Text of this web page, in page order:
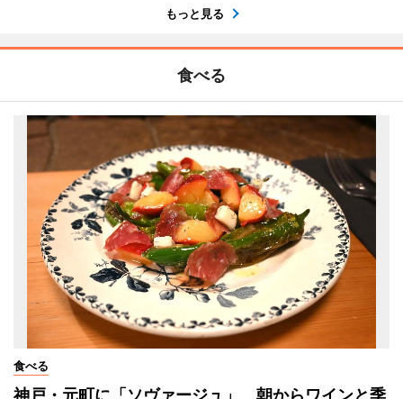
もっと見る
食べる
食べる
神戸・元町に「ソヴァージュ」 朝からワインと季